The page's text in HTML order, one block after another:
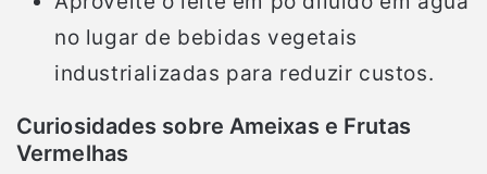
no lugar de bebidas vegetais
industrializadas para reduzir custos.
Curiosidades sobre Ameixas e Frutas
Vermelhas